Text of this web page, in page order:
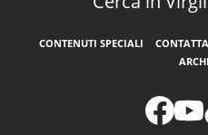
CONTENUTI SPECIALI